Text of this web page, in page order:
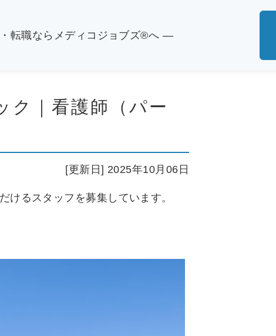
転職ならメディコジョブズ®へ ―
ク｜看護師（パー
[更新日] 2025年10月06日
けるスタッフを募集しています。